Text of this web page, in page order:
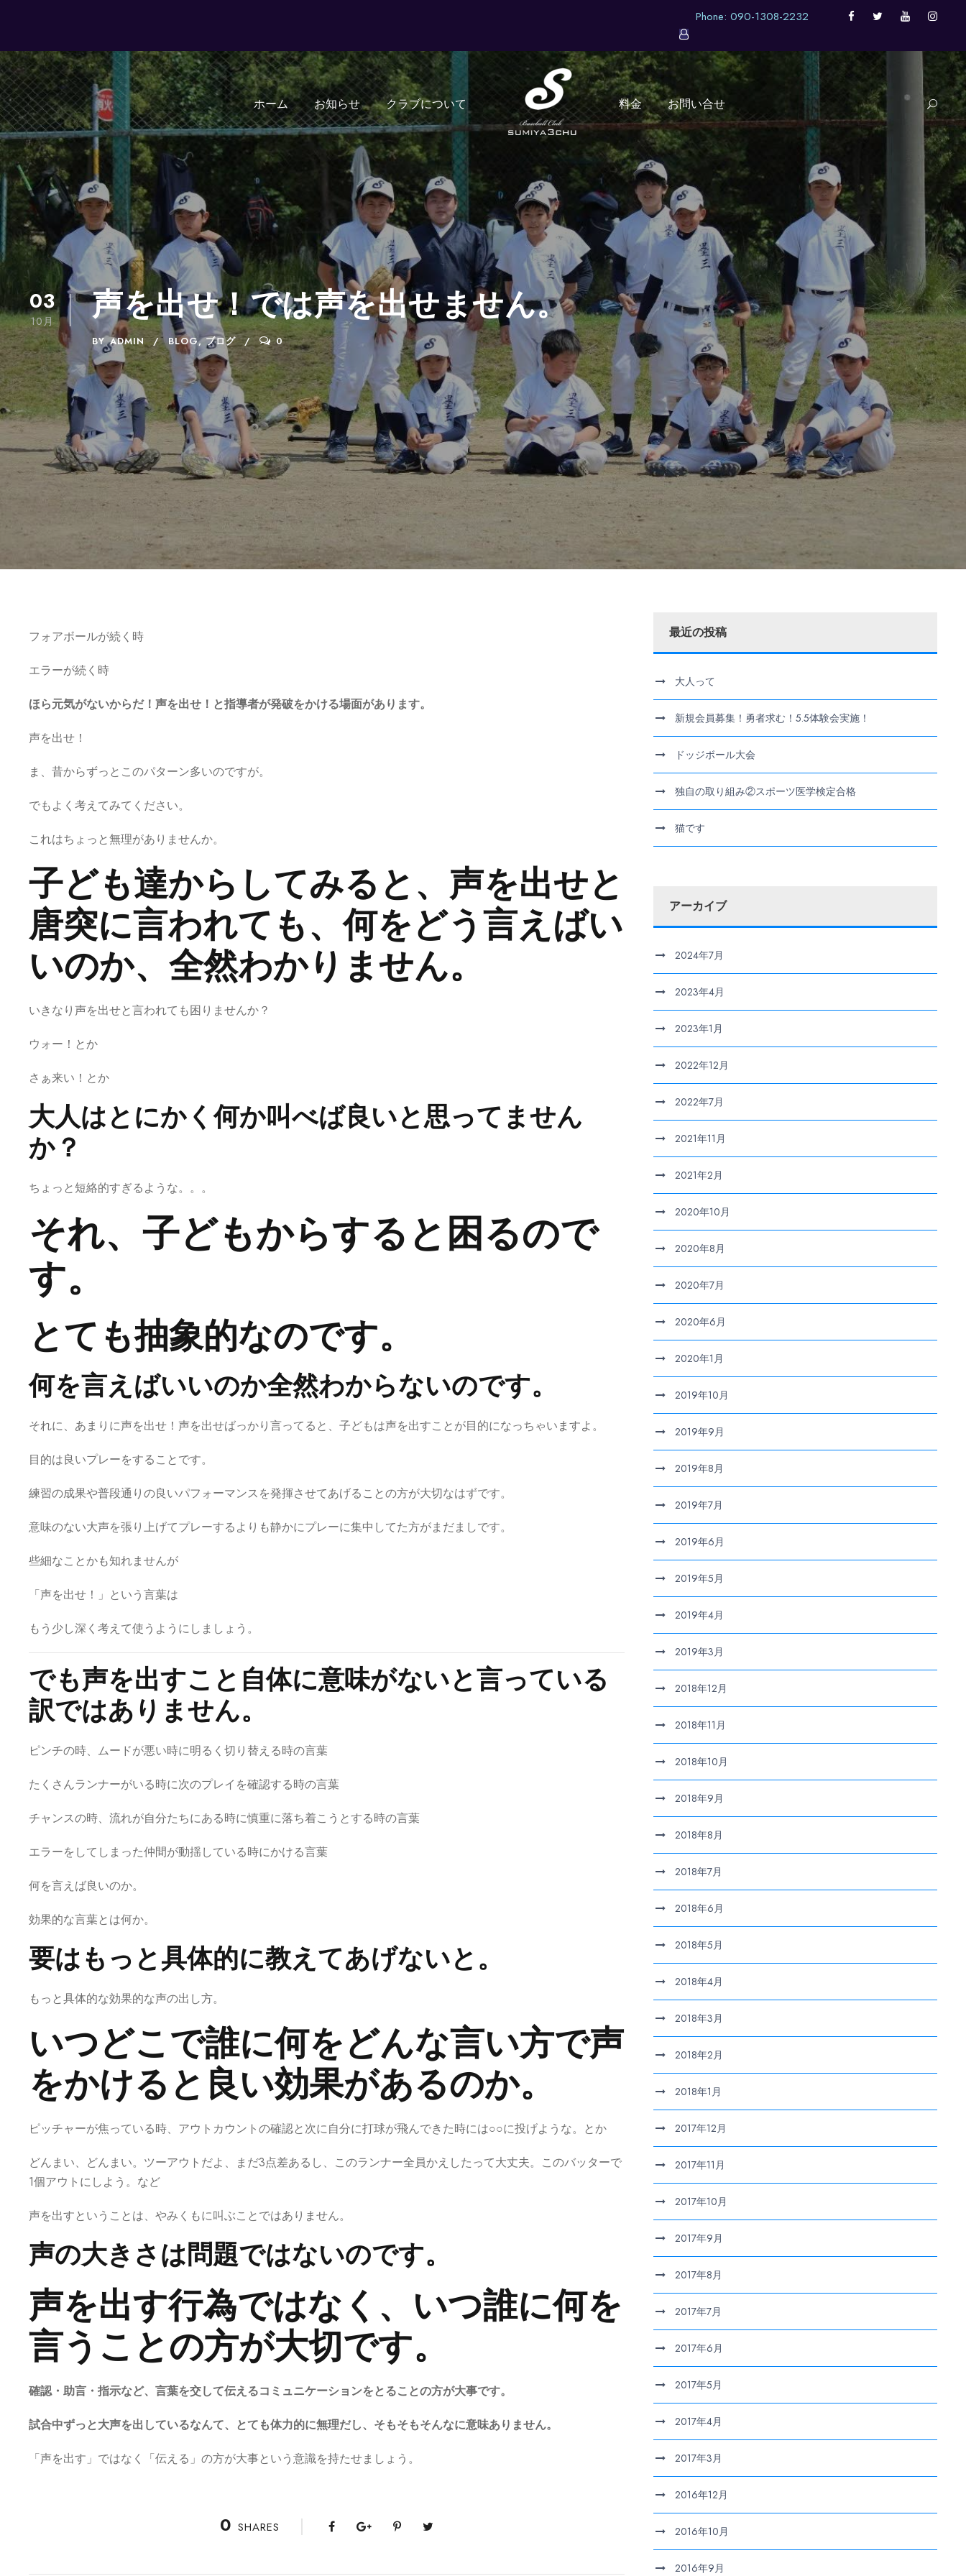
Phone: 090-1308-2232
ホーム お知らせ クラブについて 料金 お問い合せ
03
10月 声を出せ！では声を出せません。
BY ADMIN BLOG, ブログ 0
フォアボールが続く時
エラーが続く時
ほら元気がないからだ！声を出せ！と指導者が発破をかける場面があります。
声を出せ！
ま、昔からずっとこのパターン多いのですが。
でもよく考えてみてください。
これはちょっと無理がありませんか。
子ども達からしてみると、声を出せと
唐突に言われても、何をどう言えばい
いのか、全然わかりません。
いきなり声を出せと言われても困りませんか？
ウォー！とか
さぁ来い！とか
大人はとにかく何か叫べば良いと思ってません
か？
ちょっと短絡的すぎるような。。。
それ、子どもからすると困るので
す。
とても抽象的なのです。
何を言えばいいのか全然わからないのです。
それに、あまりに声を出せ！声を出せばっかり言ってると、子どもは声を出すことが目的になっちゃいますよ。
目的は良いプレーをすることです。
練習の成果や普段通りの良いパフォーマンスを発揮させてあげることの方が大切なはずです。
意味のない大声を張り上げてプレーするよりも静かにプレーに集中してた方がまだましです。
些細なことかも知れませんが
「声を出せ！」という言葉は
もう少し深く考えて使うようにしましょう。
でも声を出すこと自体に意味がないと言っている
訳ではありません。
ピンチの時、ムードが悪い時に明るく切り替える時の言葉
たくさんランナーがいる時に次のプレイを確認する時の言葉
チャンスの時、流れが自分たちにある時に慎重に落ち着こうとする時の言葉
エラーをしてしまった仲間が動揺している時にかける言葉
何を言えば良いのか。
効果的な言葉とは何か。
要はもっと具体的に教えてあげないと。
もっと具体的な効果的な声の出し方。
いつどこで誰に何をどんな言い方で声
をかけると良い効果があるのか。
ピッチャーが焦っている時、アウトカウントの確認と次に自分に打球が飛んできた時には○○に投げような。とか
どんまい、どんまい。ツーアウトだよ、まだ3点差あるし、このランナー全員かえしたって大丈夫。このバッターで
1個アウトにしよう。など
声を出すということは、やみくもに叫ぶことではありません。
声の大きさは問題ではないのです。
声を出す行為ではなく、いつ誰に何を
言うことの方が大切です。
確認・助言・指示など、言葉を交して伝えるコミュニケーションをとることの方が大事です。
試合中ずっと大声を出しているなんて、とても体力的に無理だし、そもそもそんなに意味ありません。
「声を出す」ではなく「伝える」の方が大事という意識を持たせましょう。
0 SHARES
最近の投稿
大人って
新規会員募集！勇者求む！5.5体験会実施！
ドッジボール大会
独自の取り組み②スポーツ医学検定合格
猫です
アーカイブ
2024年7月
2023年4月
2023年1月
2022年12月
2022年7月
2021年11月
2021年2月
2020年10月
2020年8月
2020年7月
2020年6月
2020年1月
2019年10月
2019年9月
2019年8月
2019年7月
2019年6月
2019年5月
2019年4月
2019年3月
2018年12月
2018年11月
2018年10月
2018年9月
2018年8月
2018年7月
2018年6月
2018年5月
2018年4月
2018年3月
2018年2月
2018年1月
2017年12月
2017年11月
2017年10月
2017年9月
2017年8月
2017年7月
2017年6月
2017年5月
2017年4月
2017年3月
2016年12月
2016年10月
2016年9月